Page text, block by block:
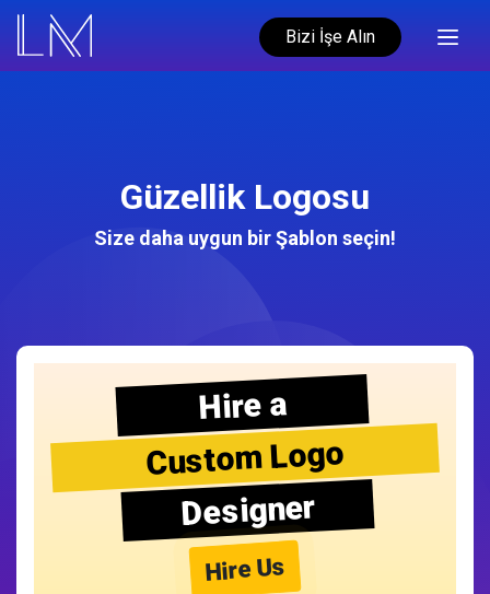
Bizi İşe Alın
Güzellik Logosu
Size daha uygun bir Şablon seçin!
Hire a
Custom Logo
Designer
Hire Us